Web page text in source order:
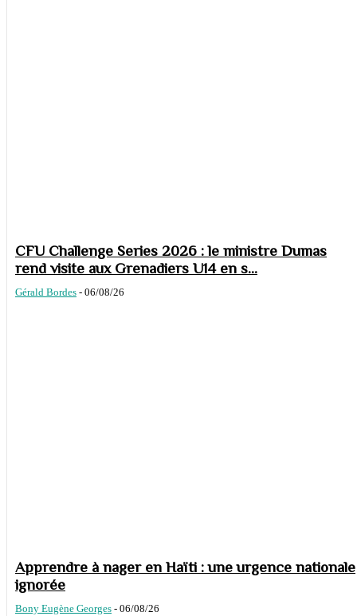
CFU Challenge Series 2026 : le ministre Dumas
rend visite aux Grenadiers U14 en s...
Gérald Bordes - 06/08/26
Apprendre à nager en Haïti : une urgence nationale
ignorée
Bony Eugène Georges - 06/08/26